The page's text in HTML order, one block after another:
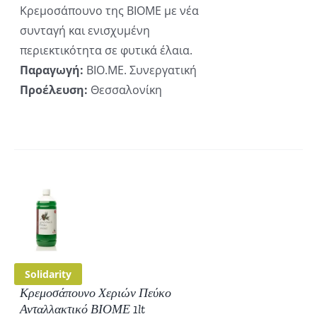
Κρεμοσάπουνο της ΒΙΟΜΕ με νέα
συνταγή και ενισχυμένη
περιεκτικότητα σε φυτικά έλαια.
Παραγωγή: ΒΙΟ.ΜΕ. Συνεργατική
Προέλευση: Θεσσαλονίκη
Solidarity
Κρεμοσάπουνο Χεριών Πεύκο
Ανταλλακτικό ΒΙΟΜΕ 1lt